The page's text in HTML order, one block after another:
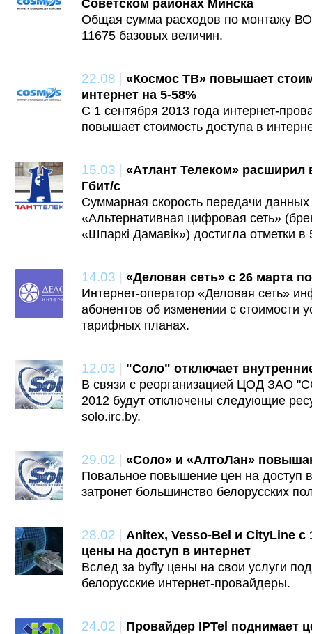
Советском районах Минска
Общая сумма расходов по монтажу
11675 базовых величин.
22.08 | «Космос ТВ» повышает
интернет на 5-58%
С 1 сентября 2013 года интернет-
повышает стоимость доступа в
15.03 | «Атлант Телеком» расширил
Гбит/c
Суммарная скорость передачи
«Альтернативная цифровая сеть»
«Шпаркi Дамавiк») достигла отметки в
14.03 | «Деловая сеть» с 26 марта
Интернет-оператор «Деловая сеть»
абонентов об изменении с стоимости
тарифных планах.
12.03 | "Соло" отключает
В связи с реорганизацией ЦОД ЗАО
2012 будут отключены следующие
solo.irc.by.
29.02 | «Соло» и «АлтоЛан»
Повальное повышение цен на доступ
затронет большинство белорусских
28.02 | Anitex, Vesso-Bel и CityLine
цены на доступ в интернет
Вслед за byfly цены на свои услуги
белорусские интернет-провайдеры.
24.02 | Провайдер IPTel поднимает